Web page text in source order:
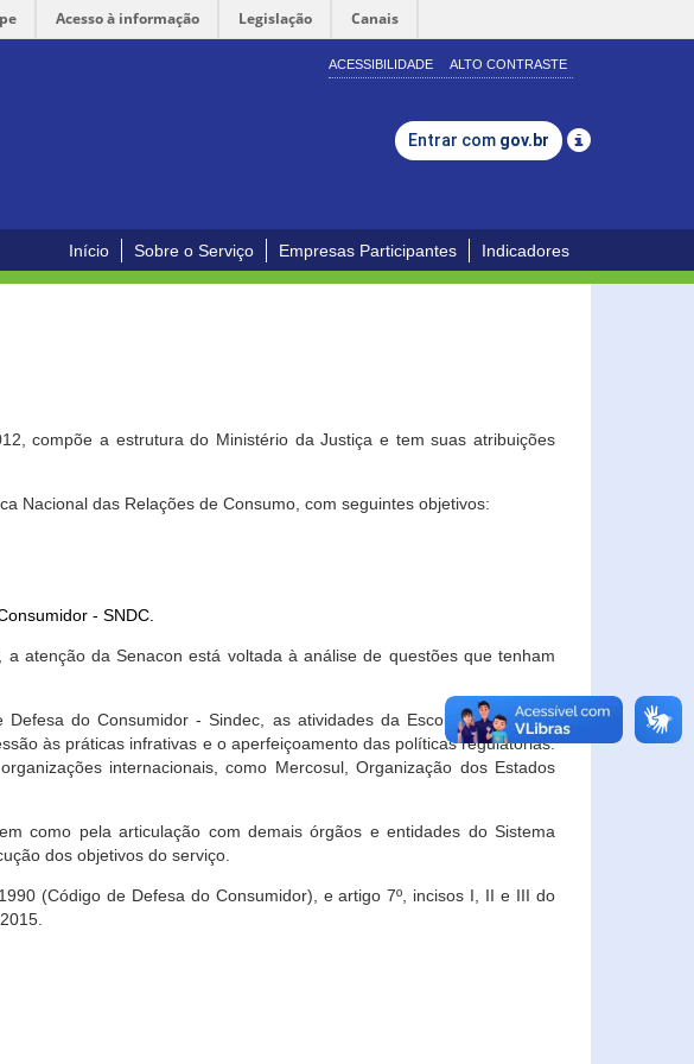
Acesso à informação Legislação Canais
ACESSIBILIDADE ALTO CONTRASTE
Entrar com gov.br
Início Sobre o Serviço Empresas Participantes Indicadores
compõe a estrutura do Ministério da Justiça e tem suas atribuições
Nacional das Relações de Consumo, com seguintes objetivos:
- SNDC.
atenção da Senacon está voltada à análise de questões que tenham
do Consumidor - Sindec, as atividades da Escola Nacional de
às práticas infrativas e o aperfeiçoamento das políticas regulatórias.
internacionais, como Mercosul, Organização dos Estados
como pela articulação com demais órgãos e entidades do Sistema
dos objetivos do serviço.
(Código de Defesa do Consumidor), e artigo 7º, incisos I, II e III do